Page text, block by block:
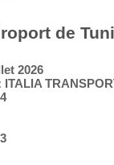
de
2026